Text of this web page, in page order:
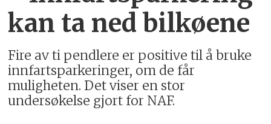
kan ta ned bilkøene
Fire av ti pendlere er positive til å bruke
innfartsparkeringer, om de får
muligheten. Det viser en stor
undersøkelse gjort for NAF.